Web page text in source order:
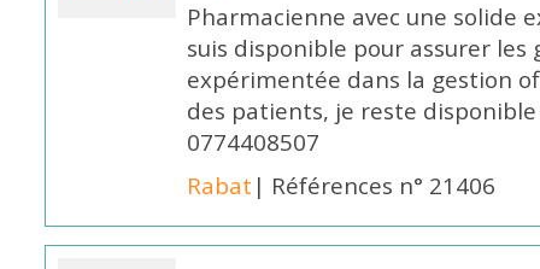
Pharmacienne avec une solide
suis disponible pour assurer les
expérimentée dans la gestion
des patients, je reste
0774408507
Rabat | Références n° 21406